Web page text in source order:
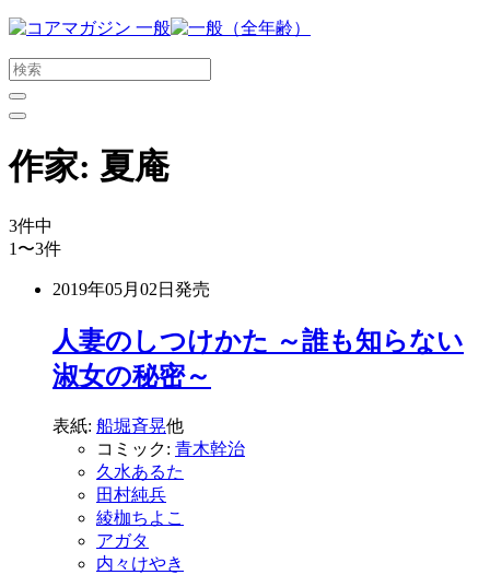
メ
ン
コ
ン
ン
ツ
ス
キ
作家: 夏庵
3件中
1〜3件
2019年05月02日 発売
人妻のしつけかた ～誰も知らない
淑女の秘密～
表紙: 船堀斉晃他
コミック: 青木幹治
久水あるた
田村純兵
綾枷ちよこ
アガタ
内々けやき